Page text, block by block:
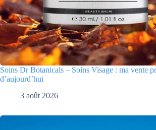
Soins Dr Botanicals – Soins Visage : ma vente
d’aujourd’hui
3 août 2026